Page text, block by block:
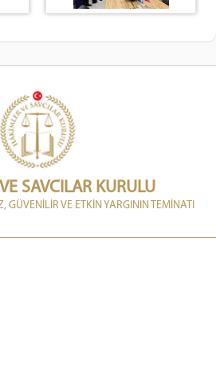
SAVCILAR KURULU
GÜVENİLİR VE ETKİN YARGININ TEMİNATI